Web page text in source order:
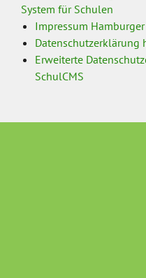
System für Schulen
Impressum
Datenschutzerklärung
Erweiterte
SchulCMS